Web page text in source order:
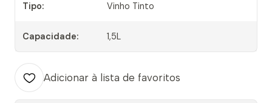
Tipo: Vinho Tinto
Capacidade: 1,5L
Adicionar à lista de favoritos